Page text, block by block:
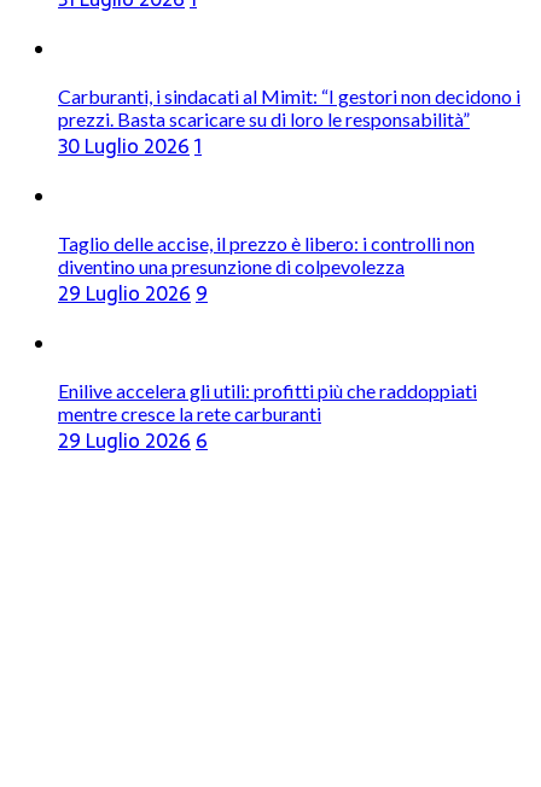
Carburanti, i sindacati al Mimit: “I gestori non decidono i
prezzi. Basta scaricare su di loro le responsabilità”
30 Luglio 20261
Taglio delle accise, il prezzo è libero: i controlli non
diventino una presunzione di colpevolezza
29 Luglio 20269
Enilive accelera gli utili: profitti più che raddoppiati
mentre cresce la rete carburanti
29 Luglio 20266